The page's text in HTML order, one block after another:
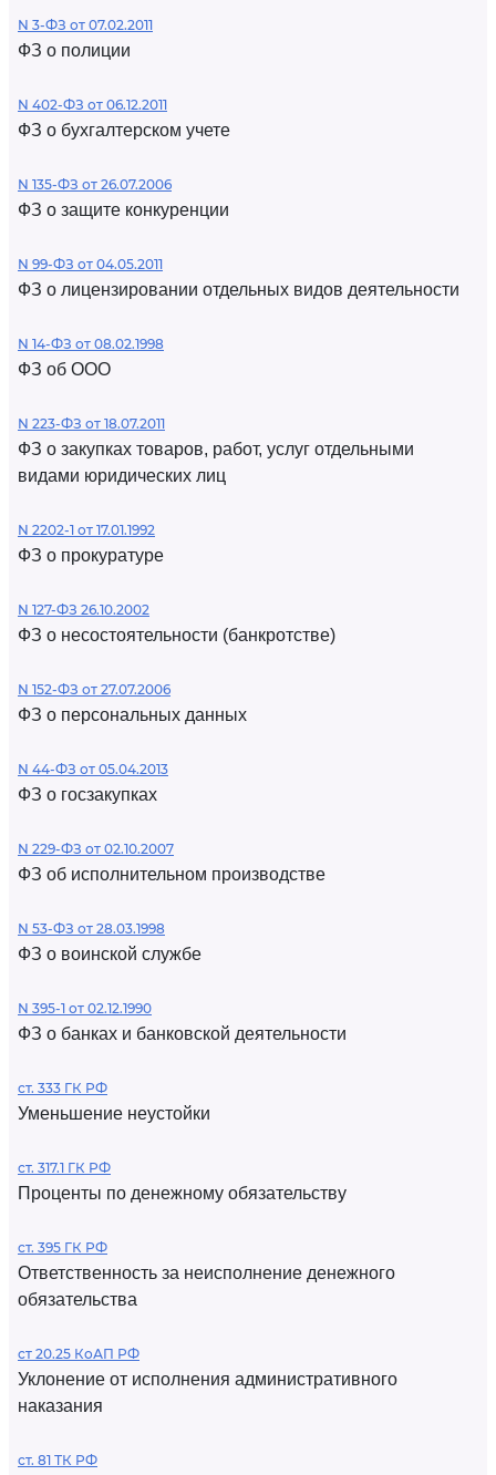
N 3-ФЗ от 07.02.2011
ФЗ о полиции
N 402-ФЗ от 06.12.2011
ФЗ о бухгалтерском учете
N 135-ФЗ от 26.07.2006
ФЗ о защите конкуренции
N 99-ФЗ от 04.05.2011
ФЗ о лицензировании отдельных видов деятельности
N 14-ФЗ от 08.02.1998
ФЗ об ООО
N 223-ФЗ от 18.07.2011
ФЗ о закупках товаров, работ, услуг отдельными
видами юридических лиц
N 2202-1 от 17.01.1992
ФЗ о прокуратуре
N 127-ФЗ 26.10.2002
ФЗ о несостоятельности (банкротстве)
N 152-ФЗ от 27.07.2006
ФЗ о персональных данных
N 44-ФЗ от 05.04.2013
ФЗ о госзакупках
N 229-ФЗ от 02.10.2007
ФЗ об исполнительном производстве
N 53-ФЗ от 28.03.1998
ФЗ о воинской службе
N 395-1 от 02.12.1990
ФЗ о банках и банковской деятельности
ст. 333 ГК РФ
Уменьшение неустойки
ст. 317.1 ГК РФ
Проценты по денежному обязательству
ст. 395 ГК РФ
Ответственность за неисполнение денежного
обязательства
ст 20.25 КоАП РФ
Уклонение от исполнения административного
наказания
ст. 81 ТК РФ